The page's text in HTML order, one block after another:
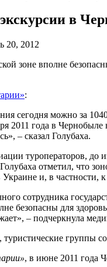
в
20, 2012
зоне вполне
:
сегодня можно за
2011 года в
– сказал Голубаха.
туроператоров,
отметил, что
и, в частности,
сотрудника
безопасны для
– подчеркнула
туристические группы
, в июне 2011 года